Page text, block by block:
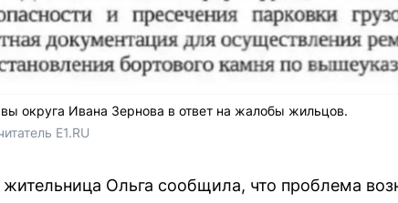
округа Ивана Зернова в ответ на жалобы жильцов.
E1.RU
Ольга сообщила, что проблема